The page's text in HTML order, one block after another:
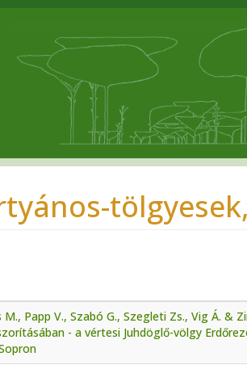
Papp V., Szabó G., Szegleti Zs., Vig Á. &
- a vértesi Juhdöglő-völgy